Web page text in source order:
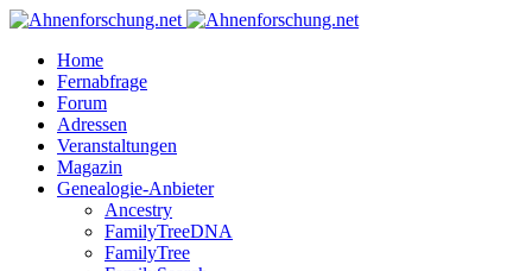
Home
Fernabfrage
Forum
Adressen
Veranstaltungen
Magazin
Genealogie-Anbieter
Ancestry
FamilyTreeDNA
FamilyTree